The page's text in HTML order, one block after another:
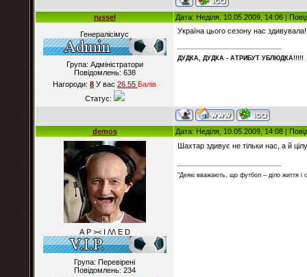
russel Дата: Неділя, 10.05.2009, 14:06 |
Генералісімус
Група: Адміністратори
Повідомлень: 638
Нагороди: 8 У вас 26.55 Балiв
Статус:
Україна цього сезону нас
ДУДКА, ДУДКА - АТРИБУT УБЛЮДКА!!!!!
demos Дата: Неділя, 10.05.2009, 14:08 |
А Р >< I /\/\ E D
Група: Перевірені
Повідомлень: 234
Шахтар здивує не тільки нас, а й
"Деякі вважають, що футбол – діло життя